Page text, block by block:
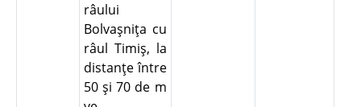
râului
Bolvaşniţa cu
râul Timiş, la
distanţe între
50 şi 70 de m